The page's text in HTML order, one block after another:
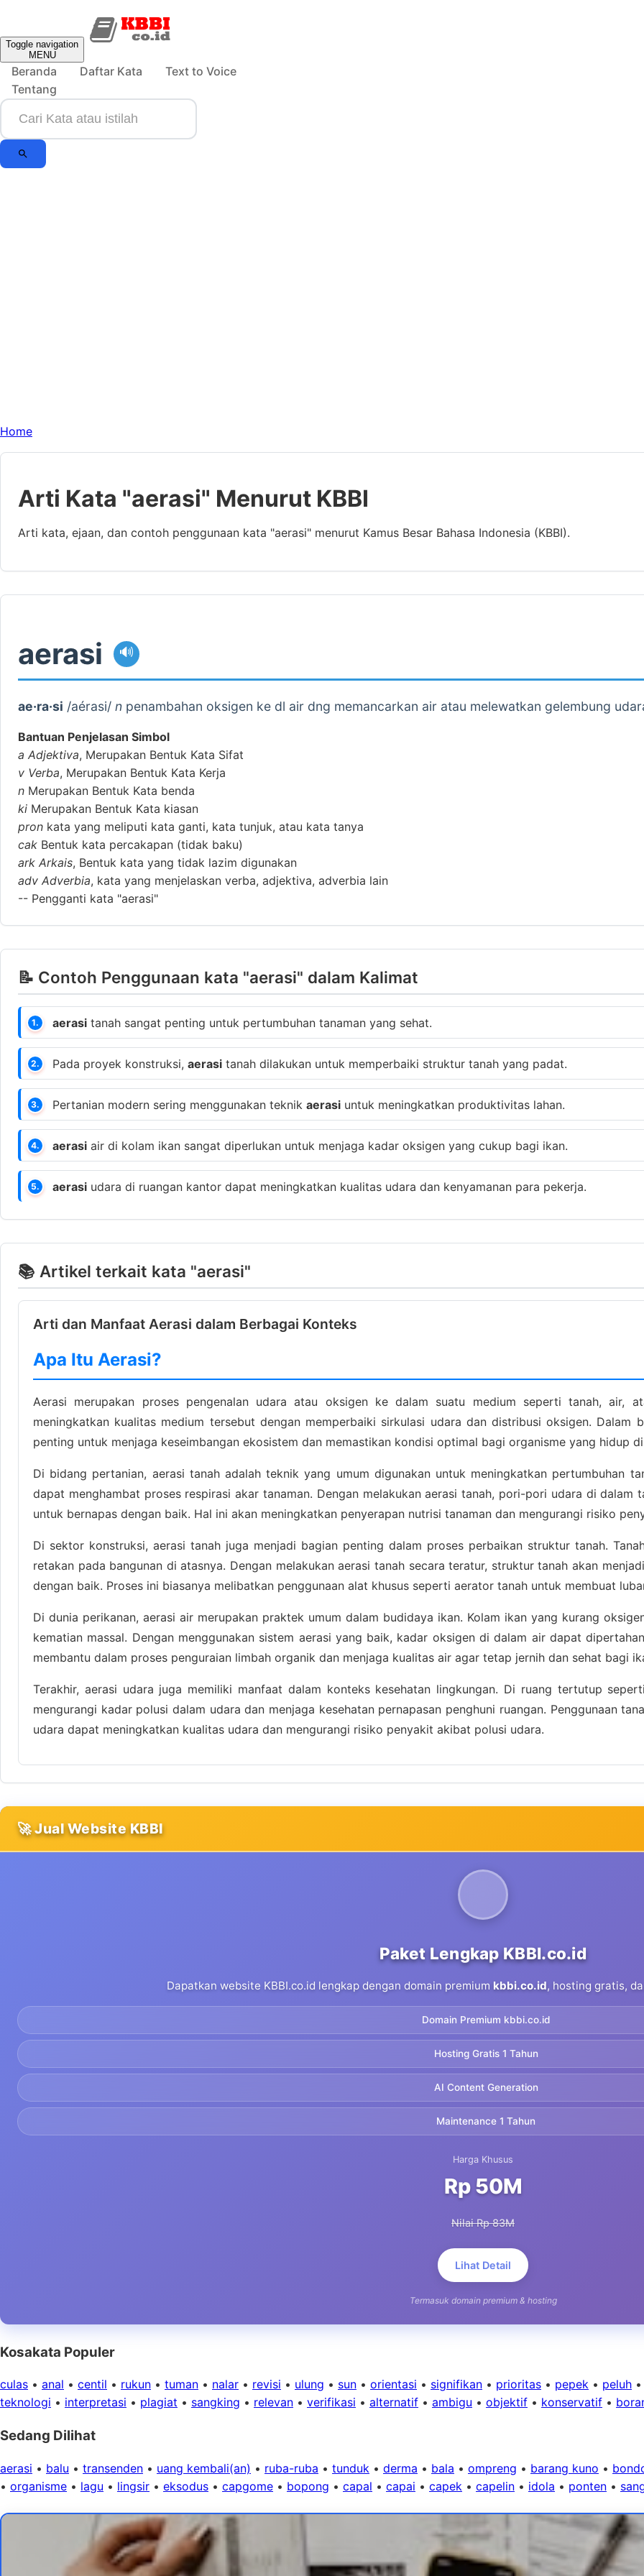
Toggle navigation
MENU
Beranda Daftar Kata
Text to Voice
Tentang
Home
Arti Kata "aerasi" Menurut KBBI
Arti kata, ejaan, dan contoh penggunaan kata "aerasi" menurut Kamus Besar Bahasa Indonesia (KBBI).
aerasi 🔊
ae·ra·si /aérasi/ n penambahan oksigen ke dl air dng memancarkan air atau melewatkan gelembung
Bantuan Penjelasan Simbol
a Adjektiva, Merupakan Bentuk Kata Sifat
v Verba, Merupakan Bentuk Kata Kerja
n Merupakan Bentuk Kata benda
ki Merupakan Bentuk Kata kiasan
pron kata yang meliputi kata ganti, kata tunjuk, atau kata tanya
cak Bentuk kata percakapan (tidak baku)
ark Arkais, Bentuk kata yang tidak lazim digunakan
adv Adverbia, kata yang menjelaskan verba, adjektiva, adverbia lain
-- Pengganti kata "aerasi"
📝 Contoh Penggunaan kata "aerasi" dalam Kalimat
1. aerasi tanah sangat penting untuk pertumbuhan tanaman yang sehat.
2. Pada proyek konstruksi, aerasi tanah dilakukan untuk memperbaiki struktur tanah yang padat.
3. Pertanian modern sering menggunakan teknik aerasi untuk meningkatkan produktivitas lahan.
4. aerasi air di kolam ikan sangat diperlukan untuk menjaga kadar oksigen yang cukup bagi ikan.
5. aerasi udara di ruangan kantor dapat meningkatkan kualitas udara dan kenyamanan para pekerja.
📚 Artikel terkait kata "aerasi"
Arti dan Manfaat Aerasi dalam Berbagai Konteks
Apa Itu Aerasi?
Aerasi merupakan proses pengenalan udara atau oksigen ke dalam suatu medium seperti tanah, air,
meningkatkan kualitas medium tersebut dengan memperbaiki sirkulasi udara dan distribusi oksigen. Dalam
penting untuk menjaga keseimbangan ekosistem dan memastikan kondisi optimal bagi organisme yang hidup
Di bidang pertanian, aerasi tanah adalah teknik yang umum digunakan untuk meningkatkan pertumbuhan
dapat menghambat proses respirasi akar tanaman. Dengan melakukan aerasi tanah, pori-pori udara di dalam
untuk bernapas dengan baik. Hal ini akan meningkatkan penyerapan nutrisi tanaman dan mengurangi risiko
Di sektor konstruksi, aerasi tanah juga menjadi bagian penting dalam proses perbaikan struktur tanah.
retakan pada bangunan di atasnya. Dengan melakukan aerasi tanah secara teratur, struktur tanah akan
dengan baik. Proses ini biasanya melibatkan penggunaan alat khusus seperti aerator tanah untuk membuat
Di dunia perikanan, aerasi air merupakan praktek umum dalam budidaya ikan. Kolam ikan yang kurang
kematian massal. Dengan menggunakan sistem aerasi yang baik, kadar oksigen di dalam air dapat
membantu dalam proses penguraian limbah organik dan menjaga kualitas air agar tetap jernih dan sehat bagi
Terakhir, aerasi udara juga memiliki manfaat dalam konteks kesehatan lingkungan. Di ruang tertutup
mengurangi kadar polusi dalam udara dan menjaga kesehatan pernapasan penghuni ruangan. Penggunaan
udara dapat meningkatkan kualitas udara dan mengurangi risiko penyakit akibat polusi udara.
🚀 Jual Website KBBI
Paket Lengkap KBBI.co.id
Dapatkan website KBBI.co.id lengkap dengan domain premium kbbi.co.id, hosting gratis,
Domain Premium kbbi.co.id
Hosting Gratis 1 Tahun
AI Content Generation
Maintenance 1 Tahun
Harga Khusus
Rp 50M
Nilai Rp 83M
Lihat Detail
Termasuk domain premium & hosting
Kosakata Populer
culas • anal • centil • rukun • tuman • nalar • revisi • ulung • sun • orientasi • signifikan • prioritas • pepek • peluh •
teknologi • interpretasi • plagiat • sangking • relevan • verifikasi • alternatif • ambigu • objektif • konservatif •
Sedang Dilihat
aerasi • balu • transenden • uang kembali(an) • ruba-ruba • tunduk • derma • bala • ompreng • barang kuno •
• organisme • lagu • lingsir • eksodus • capgome • bopong • capal • capai • capek • capelin • idola • ponten •